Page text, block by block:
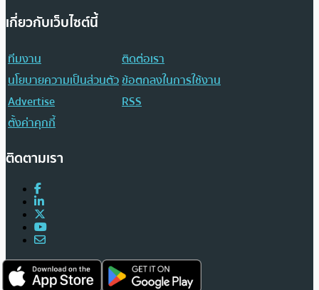
เกี่ยวกับเว็บไซต์นี้
ทีมงาน
ติดต่อเรา
นโยบายความเป็นส่วนตัวข้อตกลงในการใช้งาน
Advertise
RSS
ตั้งค่าคุกกี้
ติดตามเรา